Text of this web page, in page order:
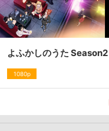
よふかしのうた Season2
1080p